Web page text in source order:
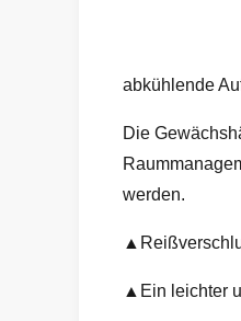
abkühlende
Die
werden.
▲Ein leichter